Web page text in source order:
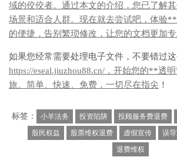
域的佼佼者。通过本文的介绍，您已了解
场景和适合人群。现在就去尝试吧，体验
的便捷，告别繁琐修改，让您的文档更加
如果您经常需要处理电子文件，不要错过
https://eseal.jiuzhou88.cn/，开始您的**透
旅。简单、快速、免费，一切尽在指尖 ！
标签： 小羊法务 投资陷阱 投顾服务费退费
股民权益
股票维权退费 虚假宣传 误
退费维权